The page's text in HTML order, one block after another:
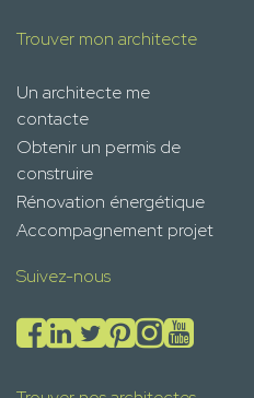
Trouver mon architecte
Un architecte me
contacte
Obtenir un permis de
construire
Rénovation énergétique
Accompagnement projet
Suivez-nous